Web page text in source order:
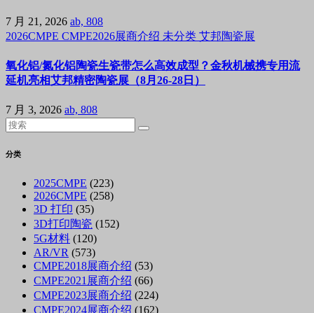
7 月 21, 2026 ab, 808
2026CMPE CMPE2026展商介绍 未分类 艾邦陶瓷展
氧化铝/氮化铝陶瓷生瓷带怎么高效成型？金秋机械携专用流
延机亮相艾邦精密陶瓷展（8月26-28日）
7 月 3, 2026 ab, 808
分类
2025CMPE (223)
2026CMPE (258)
3D 打印 (35)
3D打印陶瓷 (152)
5G材料 (120)
AR/VR (573)
CMPE2018展商介绍 (53)
CMPE2021展商介绍 (66)
CMPE2023展商介绍 (224)
CMPE2024展商介绍 (162)